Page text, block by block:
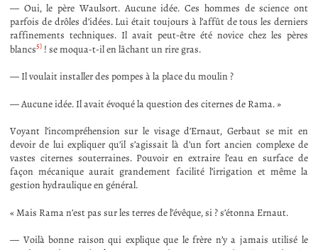
— Oui, le père Waulsort. Aucune idée. Ces hommes de science ont
parfois de drôles d’idées. Lui était toujours à l’affût de tous les derniers
raffinements techniques. Il avait peut-être été novice chez les pères
blancs5) ! se moqua-t-il en lâchant un rire gras.
— Il voulait installer des pompes à la place du moulin ?
— Aucune idée. Il avait évoqué la question des citernes de Rama. »
Voyant l’incompréhension sur le visage d’Ernaut, Gerbaut se mit en
devoir de lui expliquer qu’il s’agissait là d’un fort ancien complexe de
vastes citernes souterraines. Pouvoir en extraire l’eau en surface de
façon mécanique aurait grandement facilité l’irrigation et même la
gestion hydraulique en général.
« Mais Rama n’est pas sur les terres de l’évêque, si ? s’étonna Ernaut.
— Voilà bonne raison qui explique que le frère n’y a jamais utilisé le